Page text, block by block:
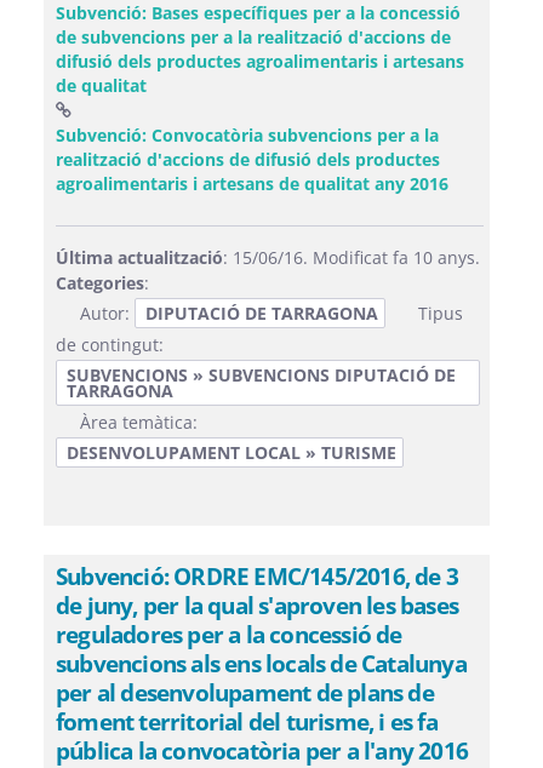
Subvenció: Bases específiques per a la concessió
de subvencions per a la realització d'accions de
difusió dels productes agroalimentaris i artesans
de qualitat
Subvenció: Convocatòria subvencions per a la
realització d'accions de difusió dels productes
agroalimentaris i artesans de qualitat any 2016(Obre una
Última actualització: 15/06/16. Modificat fa 10 anys.
Categories:
Autor:
DIPUTACIÓ DE TARRAGONA
Tipus
de contingut:
SUBVENCIONS » SUBVENCIONS DIPUTACIÓ DE
TARRAGONA
Àrea temàtica:
DESENVOLUPAMENT LOCAL » TURISME
Subvenció: ORDRE EMC/145/2016, de 3
de juny, per la qual s'aproven les bases
reguladores per a la concessió de
subvencions als ens locals de Catalunya
per al desenvolupament de plans de
foment territorial del turisme, i es fa
pública la convocatòria per a l'any 2016